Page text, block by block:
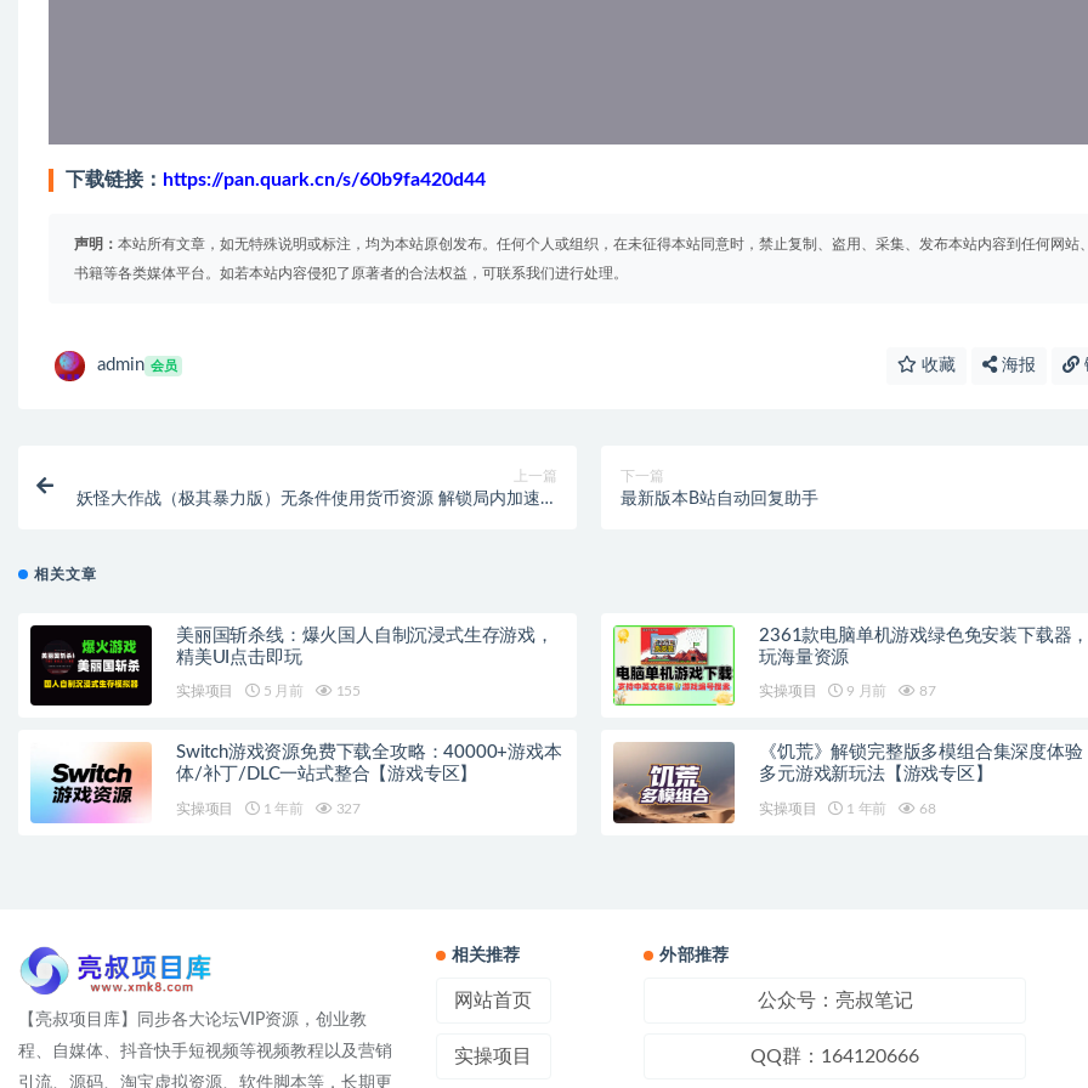
下载链接： https://pan.quark.cn/s/60b9fa420d44
声明： 本站所有文章，如无特殊说明或标注，均为本站原创发布。任何个人或组织，在未征得本站同意时，禁止复制、盗用、采集、发布本站内容到任何网站
书籍等各类媒体平台。如若本站内容侵犯了原著者的合法权益，可联系我们进行处理。
admin 会员 收藏 海报
上一篇
妖怪大作战（极其暴力版）无条件使用货币资源 解锁局内加速特
下一篇
最新版本B站自动回复助手
相关文章
美丽国斩杀线：爆火国人自制沉浸式生存游戏，
精美UI点击即玩
实操项目 5 月前 155
2361款电脑单机游戏绿色免安装下载器
玩海量资源
实操项目 9 月前 87
Switch游戏资源免费下载全攻略：40000+游戏本
体/补丁/DLC一站式整合【游戏专区】
实操项目 1 年前 327
《饥荒》解锁完整版多模组合集深度体验
多元游戏新玩法【游戏专区】
实操项目 1 年前 68
【亮叔项目库】同步各大论坛VIP资源，创业教
程、自媒体、抖音快手短视频等视频教程以及营销
引流、源码、淘宝虚拟资源、软件脚本等，长期更
相关推荐
网站首页
实操项目
外部推荐
公众号：亮叔笔记
QQ群：164120666